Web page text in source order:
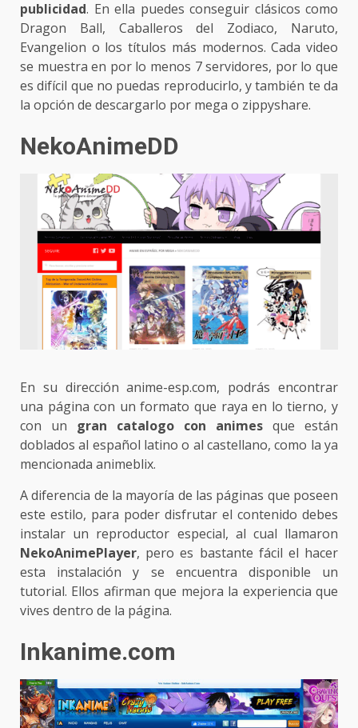
publicidad. En ella puedes conseguir clásicos como
Dragon Ball, Caballeros del Zodiaco, Naruto,
Evangelion o los títulos más modernos. Cada video
se muestra en por lo menos 7 servidores, por lo que
es difícil que no puedas reproducirlo, y también te da
la opción de descargarlo por mega o zippyshare.
NekoAnimeDD
En su dirección anime-esp.com, podrás encontrar
una página con un formato que raya en lo tierno, y
con un gran catalogo con animes que están
doblados al español latino o al castellano, como la ya
mencionada animeblix.
A diferencia de la mayoría de las páginas que poseen
este estilo, para poder disfrutar el contenido debes
instalar un reproductor especial, al cual llamaron
NekoAnimePlayer, pero es bastante fácil el hacer
esta instalación y se encuentra disponible un
tutorial. Ellos afirman que mejora la experiencia que
vives dentro de la página.
Inkanime.com